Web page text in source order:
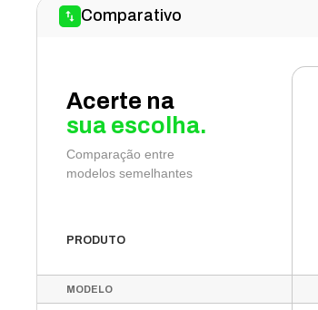
Comparativo
Acerte na
sua escolha.
Comparação entre
modelos semelhantes
PRODUTO
MODELO